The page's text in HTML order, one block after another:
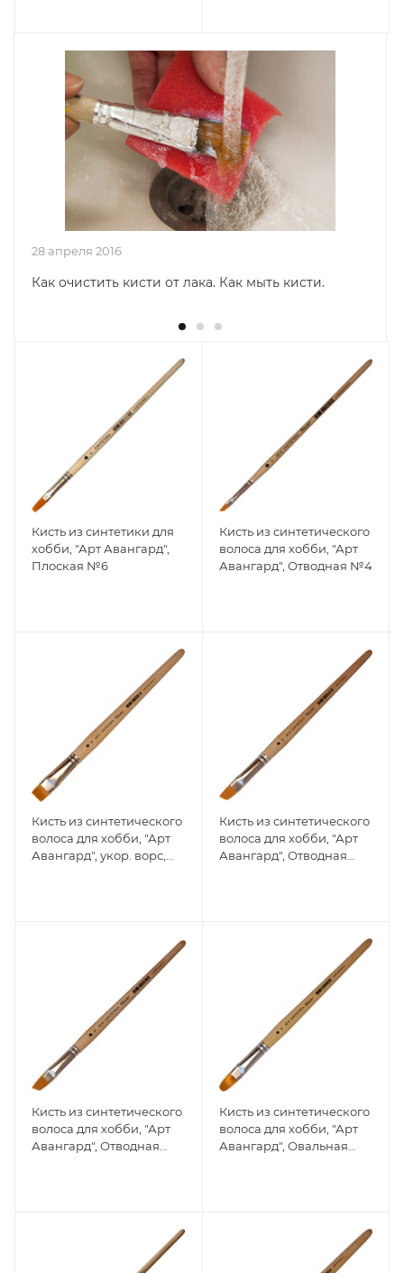
28 апреля 2016
Как очистить кисти от лака. Как мыть кисти.
Кисть из синтетики для
хобби, "Арт Авангард",
Плоская №6
Кисть из синтетического
волоса для хобби, "Арт
Авангард", Отводная №4
Кисть из синтетического
волоса для хобби, "Арт
Авангард", укор. ворс,
Кисть из синтетического
волоса для хобби, "Арт
Авангард", Отводная
Кисть из синтетического
волоса для хобби, "Арт
Авангард", Отводная
Кисть из синтетического
волоса для хобби, "Арт
Авангард", Овальная